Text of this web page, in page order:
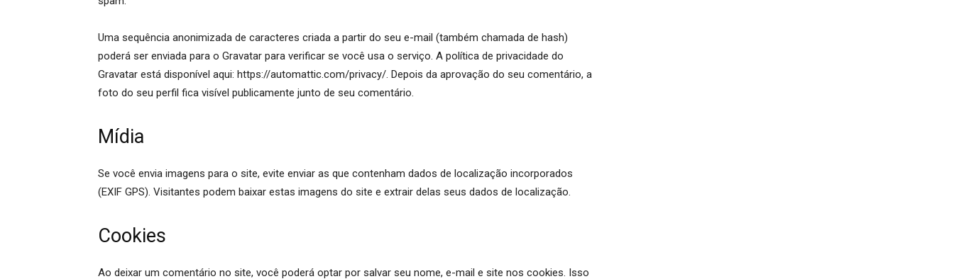
Uma sequência anonimizada de caracteres criada a partir do seu e-mail (também chamada de hash)
poderá ser enviada para o Gravatar para verificar se você usa o serviço. A política de privacidade do
Gravatar está disponível aqui: https://automattic.com/privacy/. Depois da aprovação do seu comentário, a
foto do seu perfil fica visível publicamente junto de seu comentário.
Mídia
Se você envia imagens para o site, evite enviar as que contenham dados de localização incorporados
(EXIF GPS). Visitantes podem baixar estas imagens do site e extrair delas seus dados de localização.
Cookies
Ao deixar um comentário no site, você poderá optar por salvar seu nome, e-mail e site nos cookies. Isso